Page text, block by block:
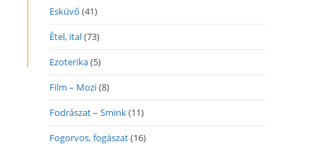
Esküvő (41)
Étel, ital(73)
Ezoterika(5)
Film – Mozi(8)
Fodrászat – Smink(11)
Fogorvos, fogászat(16)